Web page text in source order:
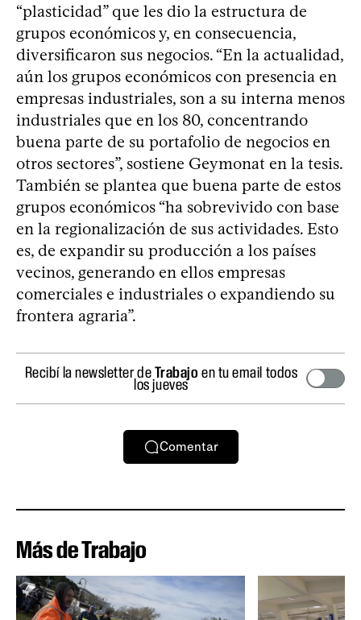
“plasticidad” que les dio la estructura de
grupos económicos y, en consecuencia,
diversificaron sus negocios. “En la actualidad,
aún los grupos económicos con presencia en
empresas industriales, son a su interna menos
industriales que en los 80, concentrando
buena parte de su portafolio de negocios en
otros sectores”, sostiene Geymonat en la tesis.
También se plantea que buena parte de estos
grupos económicos “ha sobrevivido con base
en la regionalización de sus actividades. Esto
es, de expandir su producción a los países
vecinos, generando en ellos empresas
comerciales e industriales o expandiendo su
frontera agraria”.
Recibí la newsletter deTrabajo en tu email todos
los jueves
Comentar
Más de Trabajo